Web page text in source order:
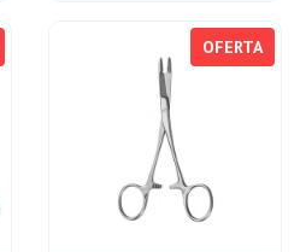
OFERTA